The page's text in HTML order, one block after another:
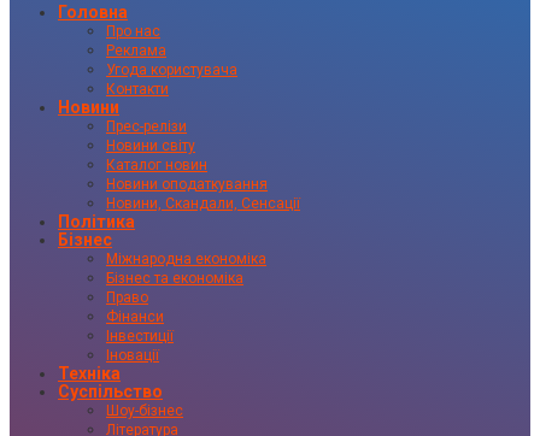
Головна
Про нас
Реклама
Угода користувача
Контакти
Новини
Прес-релізи
Новини світу
Каталог новин
Новини оподаткування
Новини, Скандали, Сенсації
Політика
Бізнес
Міжнародна економіка
Бізнес та економіка
Право
Фінанси
Інвестиції
Іновації
Техніка
Суспільство
Шоу-бізнес
Література